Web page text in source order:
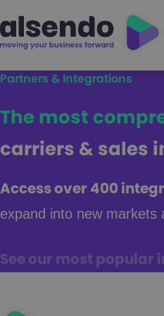
Partners & Integrations
The most
carriers & sales
Access over 400
expand into new markets
See our most popular